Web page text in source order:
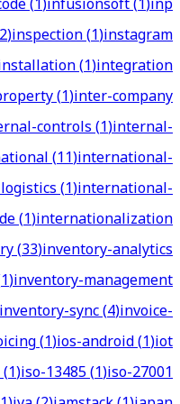
2)inspection(1)instagram
(1)integration
(1)inter-company
controls(1)internal-
(11)international-
(1)international-
(1)internationalization
(33)inventory-analytics
1)inventory-management
inventory-sync(4)invoice-
(1)ios-android(1)iot
(1)iso-13485(1)iso-27001